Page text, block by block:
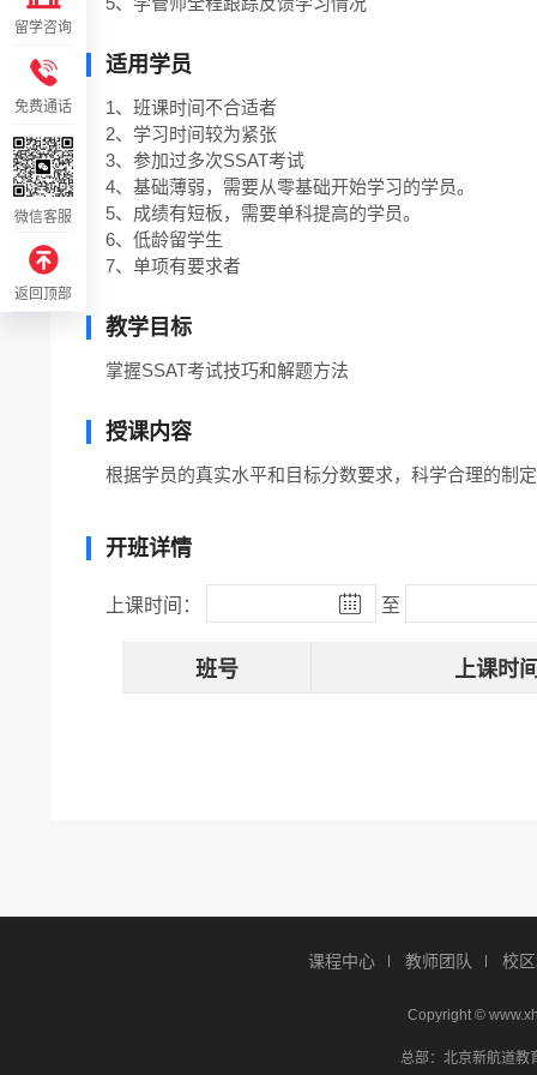
适用学员
1、班课时间不合适者
2、学习时间较为紧张
3、参加过多次SSAT考试
4、基础薄弱，需要从零基础开始学习的学员。
5、成绩有短板，需要单科提高的学员。
6、低龄留学生
7、单项有要求者
教学目标
掌握SSAT考试技巧和解题方法
授课内容
根据学员的真实水平和目标分数要求，科学合理的制
开班详情
上课时间： 至
班号 上课时
课程中心 教师团队 校
Copyright ©
总部：北京新航道教
留学咨询
免费通话
微信客服
返回顶部